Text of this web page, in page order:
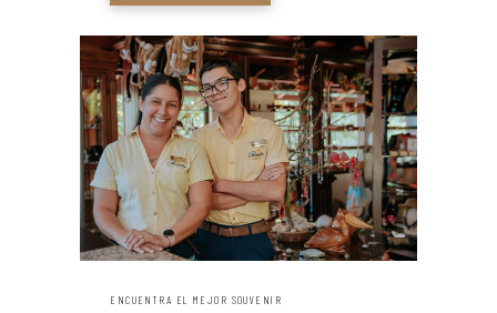
ENCUENTRA EL MEJOR SOUVENIR